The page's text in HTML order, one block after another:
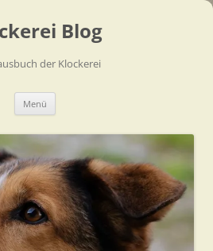
Blog
der Klockerei
Menü